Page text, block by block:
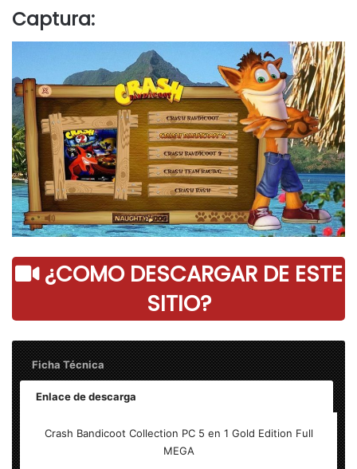
Captura:
¿COMO DESCARGAR DE ESTE
SITIO?
Ficha Técnica
Enlace de descarga
Gold Edition
Crash Bandicoot Collection PC 5 en 1 Gold Edition Full
MEGA